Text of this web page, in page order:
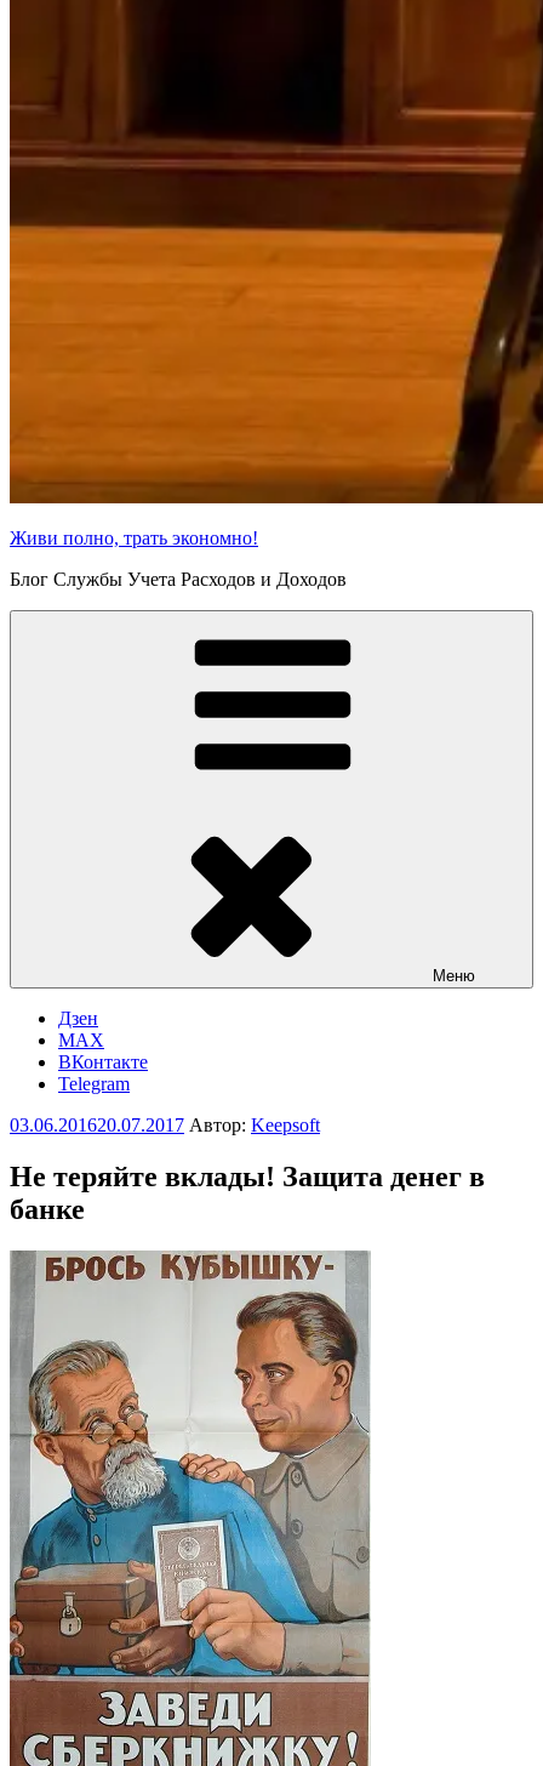
Живи полно, трать экономно!
Блог Службы Учета Расходов и Доходов
Меню
Дзен
MAX
ВКонтакте
Telegram
Опубликовано
03.06.201620.07.2017 Автор: Keepsoft
Не теряйте вклады! Защита денег в
банке